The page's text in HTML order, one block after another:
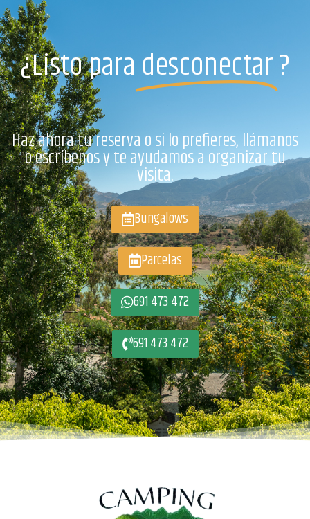
¿Listo para desconectar?
Haz ahora tu reserva o si lo prefieres, llámanos
o escríbenos y te ayudamos a organizar tu
visita.
Bungalows
Parcelas
691 473 472
691 473 472